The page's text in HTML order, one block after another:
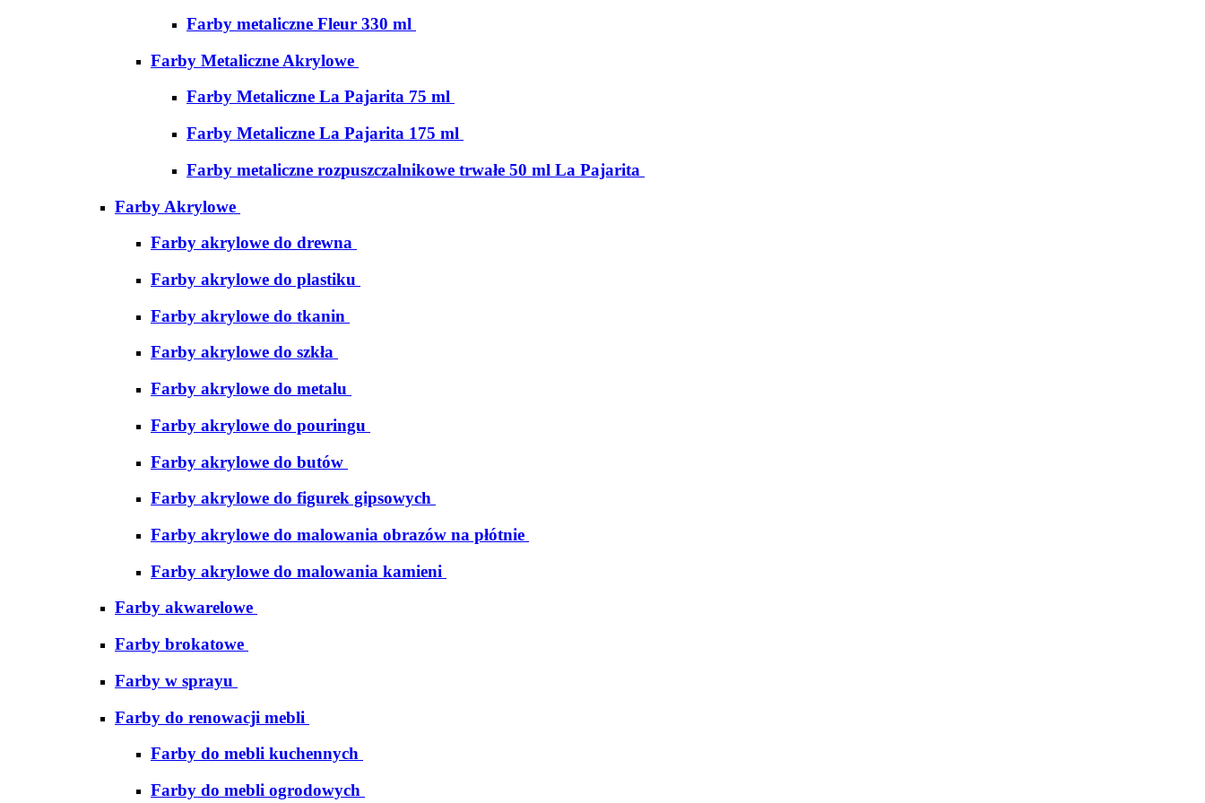
Farby metaliczne Fleur 330 ml
Farby Metaliczne Akrylowe
Farby Metaliczne La Pajarita 75 ml
Farby Metaliczne La Pajarita 175 ml
Farby metaliczne rozpuszczalnikowe trwałe 50 ml La Pajarita
Farby Akrylowe
Farby akrylowe do drewna
Farby akrylowe do plastiku
Farby akrylowe do tkanin
Farby akrylowe do szkła
Farby akrylowe do metalu
Farby akrylowe do pouringu
Farby akrylowe do butów
Farby akrylowe do figurek gipsowych
Farby akrylowe do malowania obrazów na płótnie
Farby akrylowe do malowania kamieni
Farby akwarelowe
Farby brokatowe
Farby w sprayu
Farby do renowacji mebli
Farby do mebli kuchennych
Farby do mebli ogrodowych